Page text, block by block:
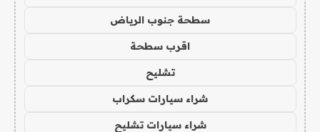
سطحة جنوب الرياض
اقرب سطحة
تشليح
شراء سيارات سكراب
شراء سيارات تشليح